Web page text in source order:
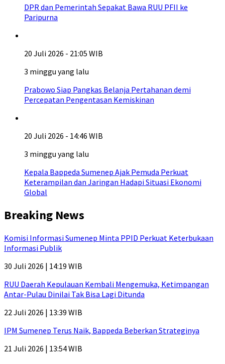
DPR dan Pemerintah Sepakat Bawa RUU PFII ke
Paripurna
20 Juli 2026 - 21:05 WIB
3 minggu yang lalu
Prabowo Siap Pangkas Belanja Pertahanan demi
Percepatan Pengentasan Kemiskinan
20 Juli 2026 - 14:46 WIB
3 minggu yang lalu
Kepala Bappeda Sumenep Ajak Pemuda Perkuat
Keterampilan dan Jaringan Hadapi Situasi Ekonomi
Global
Breaking News
Komisi Informasi Sumenep Minta PPID Perkuat Keterbukaan
Informasi Publik
30 Juli 2026 | 14:19 WIB
RUU Daerah Kepulauan Kembali Mengemuka, Ketimpangan
Antar-Pulau Dinilai Tak Bisa Lagi Ditunda
22 Juli 2026 | 13:39 WIB
IPM Sumenep Terus Naik, Bappeda Beberkan Strateginya
21 Juli 2026 | 13:54 WIB